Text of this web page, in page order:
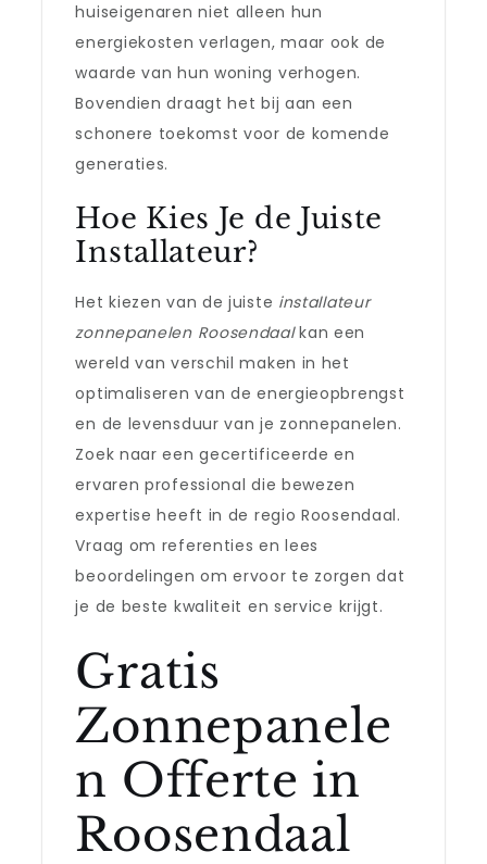
huiseigenaren niet alleen hun
energiekosten verlagen, maar ook de
waarde van hun woning verhogen.
Bovendien draagt het bij aan een
schonere toekomst voor de komende
generaties.
Hoe Kies Je de Juiste
Installateur?
Het kiezen van de juiste installateur
zonnepanelen Roosendaalkan een
wereld van verschil maken in het
optimaliseren van de energieopbrengst
en de levensduur van je zonnepanelen.
Zoek naar een gecertificeerde en
ervaren professional die bewezen
expertise heeft in de regio Roosendaal.
Vraag om referenties en lees
beoordelingen om ervoor te zorgen dat
je de beste kwaliteit en service krijgt.
Gratis
Zonnepanele
n Offerte in
Roosendaal